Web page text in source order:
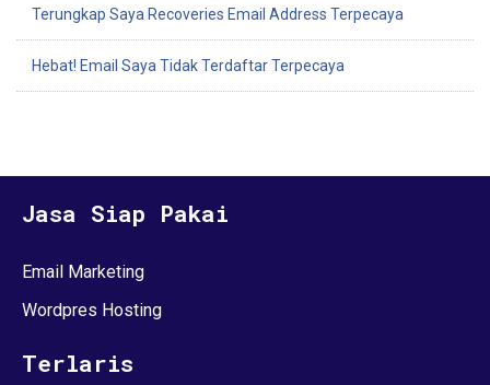
Terungkap Saya Recoveries Email Address Terpecaya
Hebat! Email Saya Tidak Terdaftar Terpecaya
Jasa Siap Pakai
Email Marketing
Wordpres Hosting
Terlaris